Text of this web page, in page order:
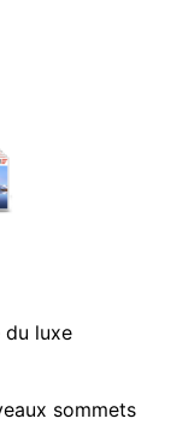
du luxe
sommets